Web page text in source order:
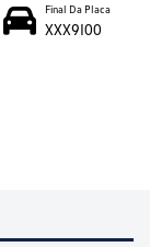
Final Da Placa
XXX9I00